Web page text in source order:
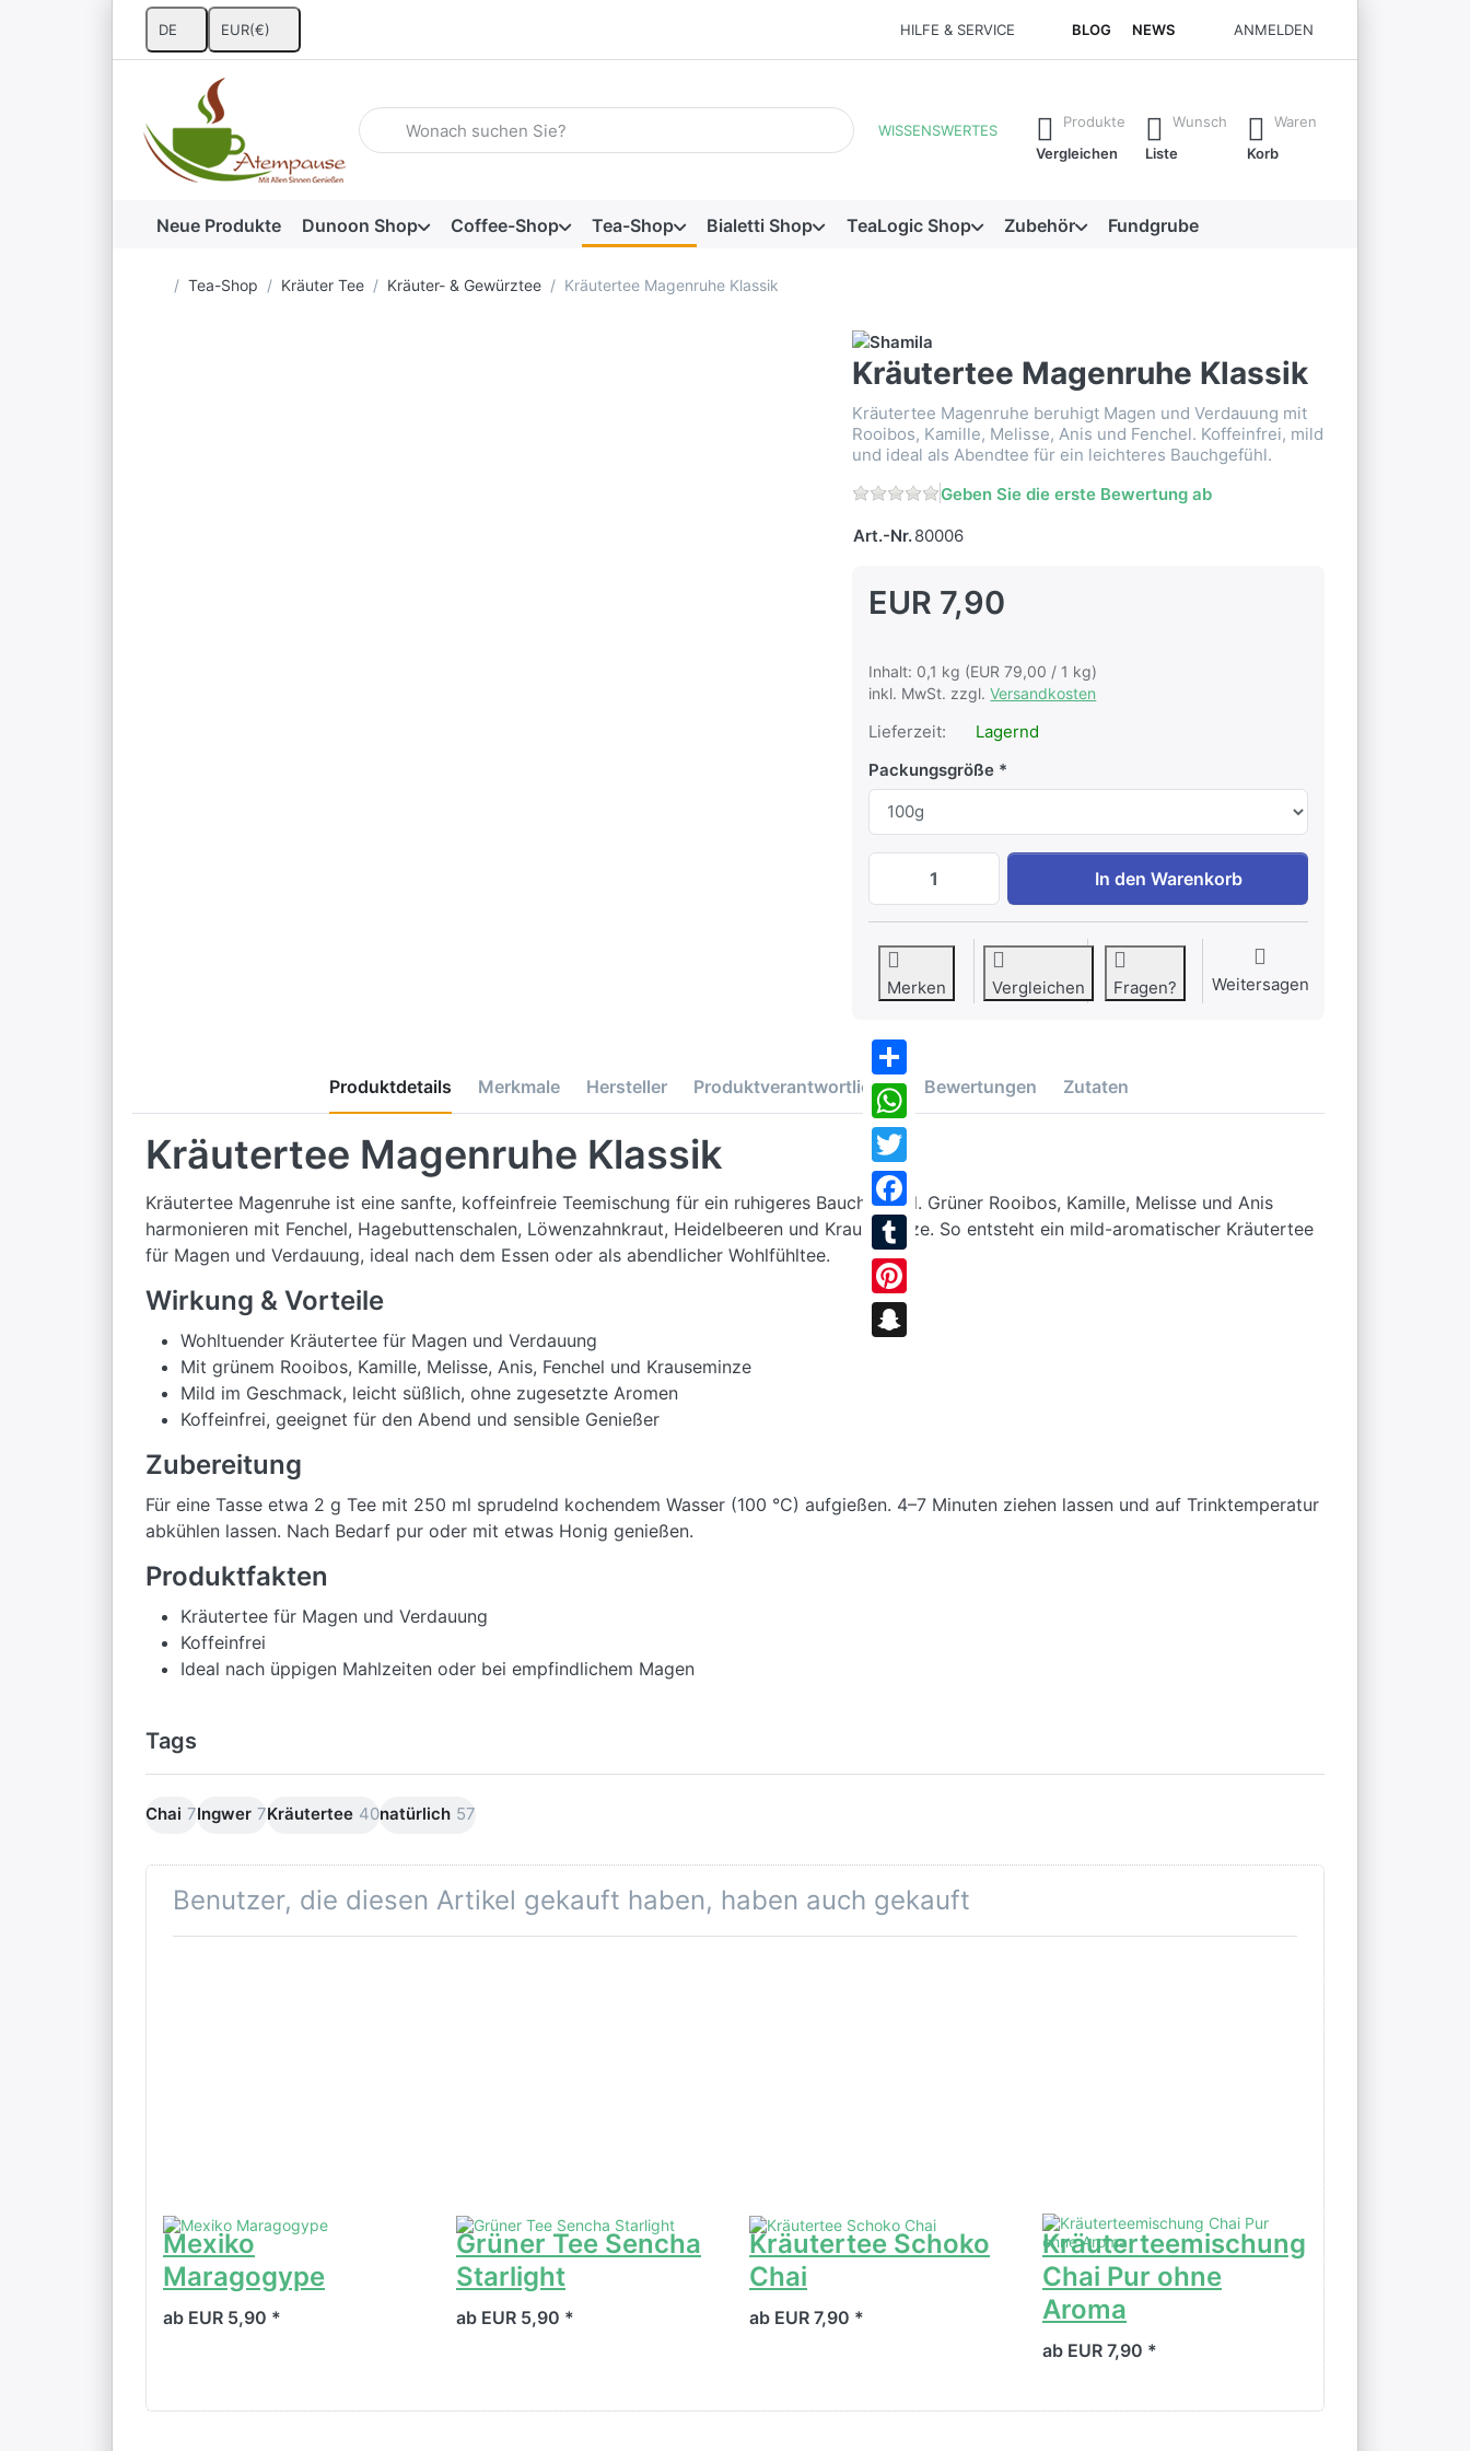
DE EUR(€) HILFE & SERVICE BLOG NEWS ANMELDEN
Geben Sie einen Suchbegriff ein. Während Sie tippen, erscheinen automatisch erste Ergebnisse. Drücken Sie die Eingabetaste, um alle
WISSENSWERTES
Produkte
Vergleichen
Wunsch
Liste
Waren
Korb
Neue Produkte Dunoon Shop Coffee-Shop Tea-Shop Bialetti Shop TeaLogic Shop Zubehör Fundgrube
Startseite
Tea-Shop Kräuter Tee Kräuter- & Gewürztee Kräutertee Magenruhe Klassik
Kräutertee Magenruhe Klassik
Kräutertee Magenruhe beruhigt Magen und Verdauung mit
Rooibos, Kamille, Melisse, Anis und Fenchel. Koffeinfrei, mild
und ideal als Abendtee für ein leichteres Bauchgefühl.
Geben Sie die erste Bewertung ab
Art.-Nr.80006
EUR 7,90
Inhalt: 0,1 kg (EUR 79,00 / 1 kg)
inkl. MwSt. zzgl.Versandkosten
Lieferzeit:
Lagernd
Packungsgröße
Kräutertee Magenruhe Klassik zu EUR 7,90, Menge 1.
In den Warenkorb
Merken Vergleichen Fragen? Weitersagen
Share
WhatsApp
Twitter
Facebook
Tumblr
Pinterest
Produktdetails Merkmale Hersteller Produktverantwortlicher Bewertungen Zutaten
Kräutertee Magenruhe Klassik
Kräutertee Magenruhe ist eine sanfte, koffeinfreie Teemischung für ein ruhigeres Bauchgefühl. Grüner Rooibos, Kamille, Melisse und Anis
harmonieren mit Fenchel, Hagebuttenschalen, Löwenzahnkraut, Heidelbeeren und Krauseminze. So entsteht ein mild-aromatischer Kräutertee
für Magen und Verdauung, ideal nach dem Essen oder als abendlicher Wohlfühltee.
Wirkung & Vorteile
Wohltuender Kräutertee für Magen und Verdauung
Mit grünem Rooibos, Kamille, Melisse, Anis, Fenchel und Krauseminze
Mild im Geschmack, leicht süßlich, ohne zugesetzte Aromen
Koffeinfrei, geeignet für den Abend und sensible Genießer
Zubereitung
Für eine Tasse etwa 2 g Tee mit 250 ml sprudelnd kochendem Wasser (100 °C) aufgießen. 4–7 Minuten ziehen lassen und auf Trinktemperatur
abkühlen lassen. Nach Bedarf pur oder mit etwas Honig genießen.
Produktfakten
Kräutertee für Magen und Verdauung
Koffeinfrei
Ideal nach üppigen Mahlzeiten oder bei empfindlichem Magen
Tags
Chai 7Ingwer 7Kräutertee 40natürlich 57
Benutzer, die diesen Artikel gekauft haben, haben auch gekauft
Mexiko
Maragogype
ab EUR 5,90 *
Grüner Tee Sencha
Starlight
ab EUR 5,90 *
Kräutertee Schoko
Chai
ab EUR 7,90 *
Kräuterteemischung
Chai Pur ohne
Aroma
ab EUR 7,90 *